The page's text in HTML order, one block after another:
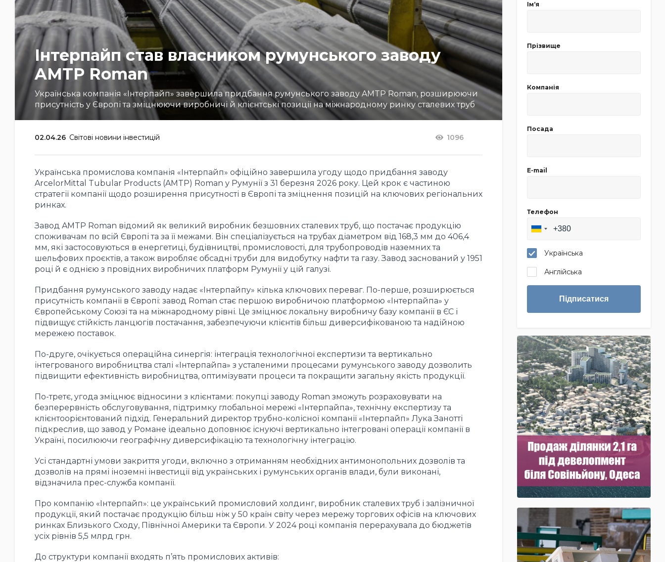
Інтерпайп став власником румунського заводу
AMTP Roman
Українська компанія «Інтерпайп» завершила придбання румунського заводу AMTP Roman, розширюючи
присутність у Європі та зміцнюючи виробничі й клієнтські позиції на міжнародному ринку сталевих труб
02.04.26 Світові новини інвестицій 1096
Українська промислова компанія «Інтерпайп» офіційно завершила угоду щодо придбання заводу
ArcelorMittal Tubular Products (AMTP) Roman у Румунії з 31 березня 2026 року. Цей крок є частиною
стратегії компанії щодо розширення присутності в Європі та зміцнення позицій на ключових регіональних
ринках.
Завод AMTP Roman відомий як великий виробник безшовних сталевих труб, що постачає продукцію
споживачам по всій Європі та за її межами. Він спеціалізується на трубах діаметром від 168,3 мм до 406,4
мм, які застосовуються в енергетиці, будівництві, промисловості, для трубопроводів наземних та
шельфових проєктів, а також виробляє обсадні труби для видобутку нафти та газу. Завод заснований у 1951
році й є однією з провідних виробничих платформ Румунії у цій галузі.
Придбання румунського заводу надає «Інтерпайпу» кілька ключових переваг. По-перше, розширюється
присутність компанії в Європі: завод Roman стає першою виробничою платформою «Інтерпайпа» у
Європейському Союзі та на міжнародному рівні. Це зміцнює локальну виробничу базу компанії в ЄС і
підвищує стійкість ланцюгів постачання, забезпечуючи клієнтів більш диверсифікованою та надійною
мережею поставок.
По-друге, очікується операційна синергія: інтеграція технологічної експертизи та вертикально
інтегрованого виробництва сталі «Інтерпайпа» з усталеними процесами румунського заводу дозволить
підвищити ефективність виробництва, оптимізувати процеси та покращити загальну якість продукції.
По-третє, угода зміцнює відносини з клієнтами: покупці заводу Roman зможуть розраховувати на
безперервність обслуговування, підтримку глобальної мережі «Інтерпайпа», технічну експертизу та
клієнтоорієнтований підхід. Генеральний директор трубно-колісної компанії «Інтерпайп» Лука Занотті
підкреслив, що завод у Романе ідеально доповнює існуючі вертикально інтегровані операції компанії в
Україні, посилюючи географічну диверсифікацію та технологічну інтеграцію.
Усі стандартні умови закриття угоди, включно з отриманням необхідних антимонопольних дозволів та
дозволів на прямі іноземні інвестиції від українських і румунських органів влади, були виконані,
відзначила прес-служба компанії.
Про компанію «Інтерпайп»: це український промисловий холдинг, виробник сталевих труб і залізничної
продукції, який постачає продукцію більш ніж у 50 країн світу через мережу торгових офісів на ключових
ринках Близького Сходу, Північної Америки та Європи. У 2024 році компанія перерахувала до бюджетів
усіх рівнів 5,5 млрд грн.
До структури компанії входять п’ять промислових активів:
Імʼя
Прізвище
Компанія
Посада
E-mail
Телефон
Українська
Англійська
Підписатися